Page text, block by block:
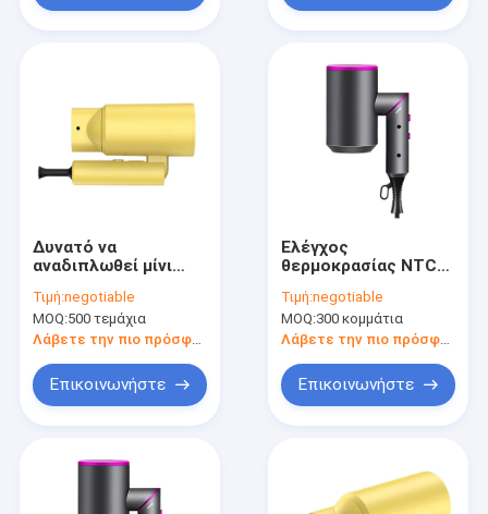
Δυνατό να
αναδιπλωθεί μίνι
μαλλιών με αρνητικά
ιόντα και συμπαγές
σχεδιασμό για
Τιμή:negotiable
MOQ:500 τεμάχια
Λάβετε την πιο πρόσφατη τιμή
Επικοινωνήστε
Ελέγχος
θερμοκρασίας NTC
μαλλιών για ταξίδια
Αποτρέψτε τα
τριχωτά μαλλιά με
Τιμή:negotiable
MOQ:300 κομμάτια
Επικοινωνήστε